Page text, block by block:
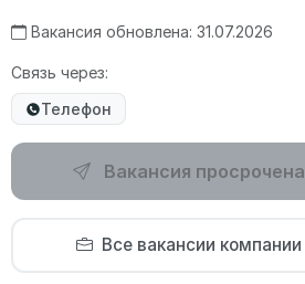
Вакансия обновлена: 31.07.2026
Связь через:
Телефон
Вакансия просрочена
Все вакансии компании